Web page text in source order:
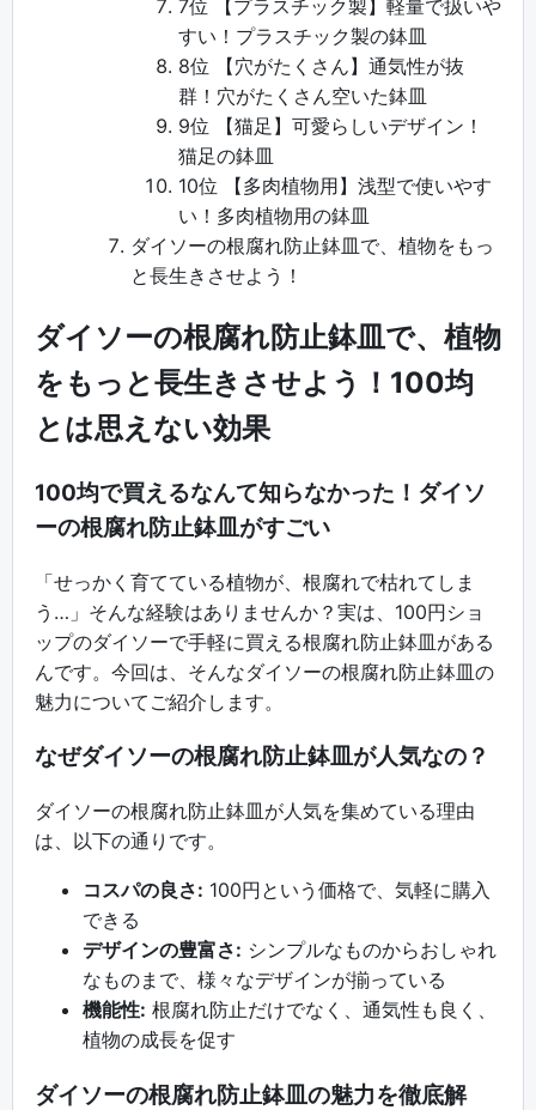
7位 【プラスチック製】軽量で扱いや
すい！プラスチック製の鉢皿
8位 【穴がたくさん】通気性が抜
群！穴がたくさん空いた鉢皿
9位 【猫足】可愛らしいデザイン！
猫足の鉢皿
10位 【多肉植物用】浅型で使いやす
い！多肉植物用の鉢皿
ダイソーの根腐れ防止鉢皿で、植物をもっ
と長生きさせよう！
ダイソーの根腐れ防止鉢皿で、植物
をもっと長生きさせよう！100均
とは思えない効果
100均で買えるなんて知らなかった！ダイソ
ーの根腐れ防止鉢皿がすごい
「せっかく育てている植物が、根腐れで枯れてしま
う…」そんな経験はありませんか？実は、100円ショ
ップのダイソーで手軽に買える根腐れ防止鉢皿がある
んです。今回は、そんなダイソーの根腐れ防止鉢皿の
魅力についてご紹介します。
なぜダイソーの根腐れ防止鉢皿が人気なの？
ダイソーの根腐れ防止鉢皿が人気を集めている理由
は、以下の通りです。
コスパの良さ: 100円という価格で、気軽に購入
できる
デザインの豊富さ: シンプルなものからおしゃれ
なものまで、様々なデザインが揃っている
機能性: 根腐れ防止だけでなく、通気性も良く、
植物の成長を促す
ダイソーの根腐れ防止鉢皿の魅力を徹底解